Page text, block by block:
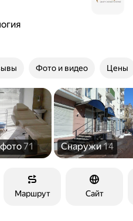
Фото и видео Цены
71 Снаружи14
Маршрут Сайт